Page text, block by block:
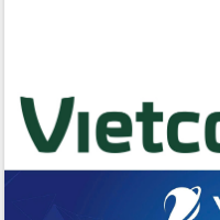
không gian tri thức trong thời đại số
Đánh giá, rút kinh nghiệm công tác tổ
chức diễn tập trước ngày bầu cử
Chương trình “Gặp gỡ hữu nghị –
Friendship Meeting New Year 2026”